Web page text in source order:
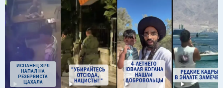
ИСПАНЕЦ ЗРЯ
НАПАЛ НА
РЕЗЕРВИСТА
ЦАХАЛА